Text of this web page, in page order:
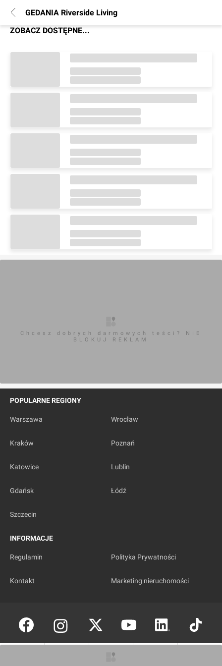
GEDANIA Riverside Living
ZOBACZ DOSTĘPNE...
Chcesz dobrych darmowych teści? NIE
BLOKUJ REKLAM
POPULARNE REGIONY
Warszawa Wrocław
Kraków Poznań
Katowice Lublin
Gdańsk Łódź
Szczecin
INFORMACJE
Regulamin Polityka Prywatności
Kontakt Marketing nieruchomości